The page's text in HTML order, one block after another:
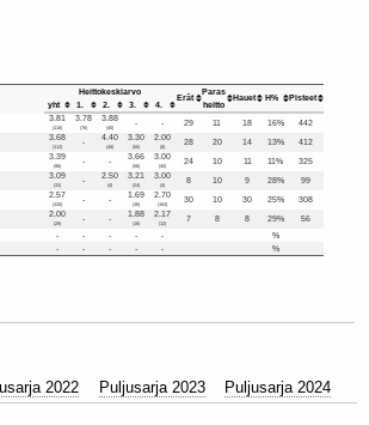
Heittokeskiarvo
Erät
Paras
heitto
Hauet H% Pisteet
yht 1. 2. 3.
4.
3.81
(116)
3.78
(76)
3.88
(40) - - 29 11 18 16%
442
3.68
(112) - 4.40
(48)
3.30
(56)
2.00
(8) 28 20 14 13%
412
3.39
(96) - - 3.66
(56)
3.00
(40) 24 10 11 11%
325
3.09
(32) - 2.50
(4)
3.21
(24)
3.00
(4) 8 10 9 28%
99
2.57
(120) - - 1.69
(16)
2.70
(104) 30 10 30 25%
308
2.00
(28) - - 1.88
(16)
2.17
(12) 7 8 8 29%
56
- - - - -
%
- - - - - %
2022 Puljusarja 2023
Puljusarja 2024